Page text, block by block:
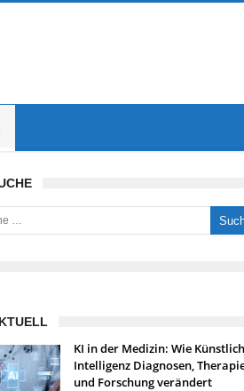
KI in der Medizin: Wie
Intelligenz Diagnosen,
und Forschung verändert